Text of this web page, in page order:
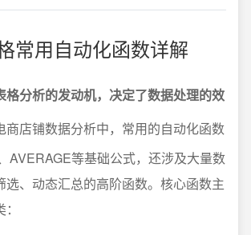
常用自动化函数详解
格分析的发动机，决定了数据处理的效
商店铺数据分析中，常用的自动化函数
AVERAGE等基础公式，还涉及大量数
选、动态汇总的高阶函数。核心函数主